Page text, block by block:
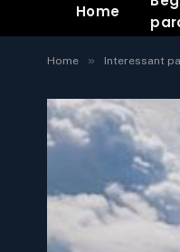
Home
Home » Interessant